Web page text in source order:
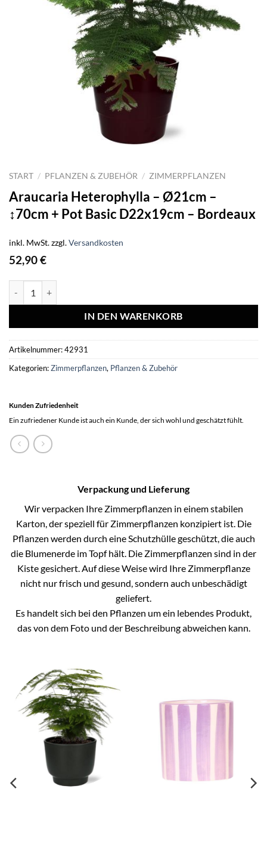
START / PFLANZEN & ZUBEHÖR / ZIMMERPFLANZEN
Araucaria Heterophylla – Ø21cm –
↕70cm + Pot Basic D22x19cm – Bordeaux
inkl. MwSt.zzgl.Versandkosten
52,90€
IN DEN WARENKORB
Artikelnummer:42931
Kategorien:Zimmerpflanzen, Pflanzen & Zubehör
Kunden Zufriedenheit
Ein zufriedener Kunde ist auch ein Kunde, der sich wohl und geschätzt fühlt.
Verpackung und Lieferung
Wir verpacken Ihre Zimmerpflanzen in einem stabilen
Karton, der speziell für Zimmerpflanzen konzipiert ist. Die
Pflanzen werden durch eine Schutzhülle geschützt, die auch
die Blumenerde im Topf hält. Die Zimmerpflanzen sind in der
Kiste gesichert. Auf diese Weise wird Ihre Zimmerpflanze
nicht nur frisch und gesund, sondern auch unbeschädigt
geliefert.
Es handelt sich bei den Pflanzen um ein lebendes Produkt,
das von dem Foto und der Beschreibung abweichen kann.